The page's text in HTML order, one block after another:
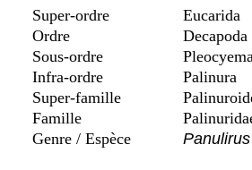
Super-ordre
Eucarida
Ordre
Decapoda
Sous-ordre
Infra-ordre
Palinura
Super-famille
Famille
Genre / Espèce